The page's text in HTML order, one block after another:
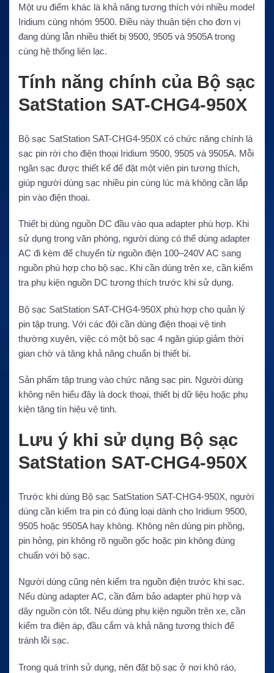
Một ưu điểm khác là khả năng tương thích với nhiều model
Iridium cùng nhóm 9500. Điều này thuận tiện cho đơn vị
đang dùng lẫn nhiều thiết bị 9500, 9505 và 9505A trong
cùng hệ thống liên lạc.
Tính năng chính của Bộ sạc
SatStation SAT-CHG4-950X
Bộ sạc SatStation SAT-CHG4-950X có chức năng chính là
sạc pin rời cho điện thoại Iridium 9500, 9505 và 9505A. Mỗi
ngăn sạc được thiết kế để đặt một viên pin tương thích,
giúp người dùng sạc nhiều pin cùng lúc mà không cần lắp
pin vào điện thoại.
Thiết bị dùng nguồn DC đầu vào qua adapter phù hợp. Khi
sử dụng trong văn phòng, người dùng có thể dùng adapter
AC đi kèm để chuyển từ nguồn điện 100–240V AC sang
nguồn phù hợp cho bộ sạc. Khi cần dùng trên xe, cần kiểm
tra phụ kiện nguồn DC tương thích trước khi sử dụng.
Bộ sạc SatStation SAT-CHG4-950X phù hợp cho quản lý
pin tập trung. Với các đội cần dùng điện thoại vệ tinh
thường xuyên, việc có một bộ sạc 4 ngăn giúp giảm thời
gian chờ và tăng khả năng chuẩn bị thiết bị.
Sản phẩm tập trung vào chức năng sạc pin. Người dùng
không nên hiểu đây là dock thoại, thiết bị dữ liệu hoặc phụ
kiện tăng tín hiệu vệ tinh.
Lưu ý khi sử dụng Bộ sạc
SatStation SAT-CHG4-950X
Trước khi dùng Bộ sạc SatStation SAT-CHG4-950X, người
dùng cần kiểm tra pin có đúng loại dành cho Iridium 9500,
9505 hoặc 9505A hay không. Không nên dùng pin phồng,
pin hỏng, pin không rõ nguồn gốc hoặc pin không đúng
chuẩn với bộ sạc.
Người dùng cũng nên kiểm tra nguồn điện trước khi sạc.
Nếu dùng adapter AC, cần đảm bảo adapter phù hợp và
dây nguồn còn tốt. Nếu dùng phụ kiện nguồn trên xe, cần
kiểm tra điện áp, đầu cắm và khả năng tương thích để
tránh lỗi sạc.
Trong quá trình sử dụng, nên đặt bộ sạc ở nơi khô ráo,